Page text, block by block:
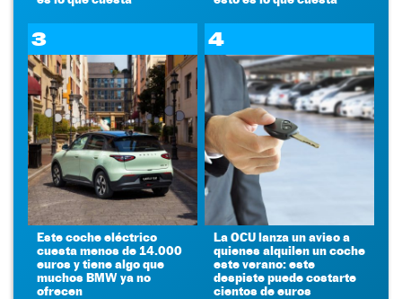
3
Este coche eléctrico
cuesta menos de 14.000
euros y tiene algo que
muchos BMW ya no
ofrecen
4
La OCU lanza un aviso a
quienes alquilen un coche
este verano: este
despiste puede costarte
cientos de euros